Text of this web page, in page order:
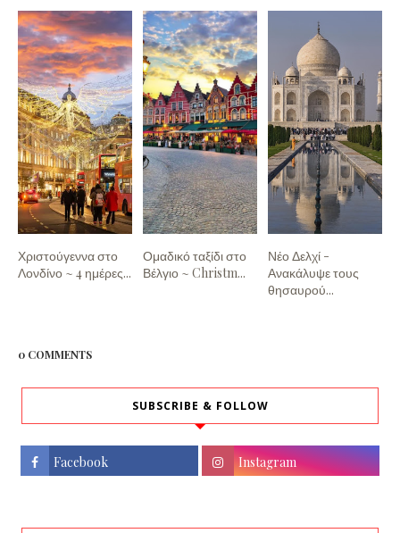
Χριστούγεννα στο
Λονδίνο ~ 4 ημέρες...
Ομαδικό ταξίδι στο
Βέλγιο ~ Christm...
Νέο Δελχί -
Ανακάλυψε τους
θησαυρού...
0 COMMENTS
SUBSCRIBE & FOLLOW
Facebook Instagram